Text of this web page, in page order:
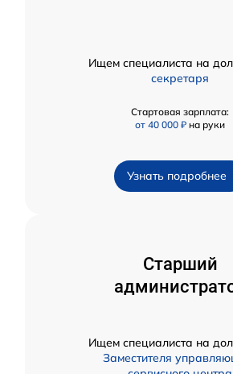
Ищем специалиста на
секретаря
Стартовая зарплата:
от 40 000 ₽ на руки
Узнать подробнее
Старший
Ищем специалиста на
Заместителя